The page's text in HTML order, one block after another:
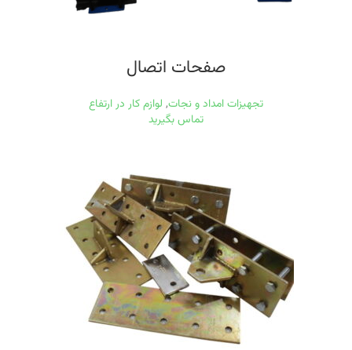
صفحات اتصال
تجهیزات امداد و نجات, لوازم کار در ارتفاع
تماس بگیرید